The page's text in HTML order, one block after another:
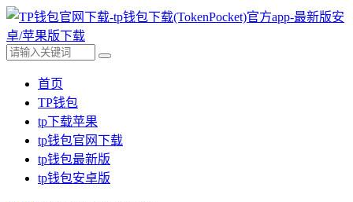
首页
TP钱包
tp下载苹果
tp钱包官网下载
tp钱包最新版
tp钱包安卓版